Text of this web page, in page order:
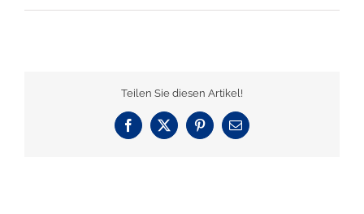
Teilen Sie diesen Artikel!
Facebook
X PinterestE-
Mail